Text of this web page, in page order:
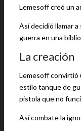
Lemesoff creó un
Así decidió llamar
guerra en una
La creación
Lemesoff convirtió
estilo tanque de
pistola que no
Así combate la